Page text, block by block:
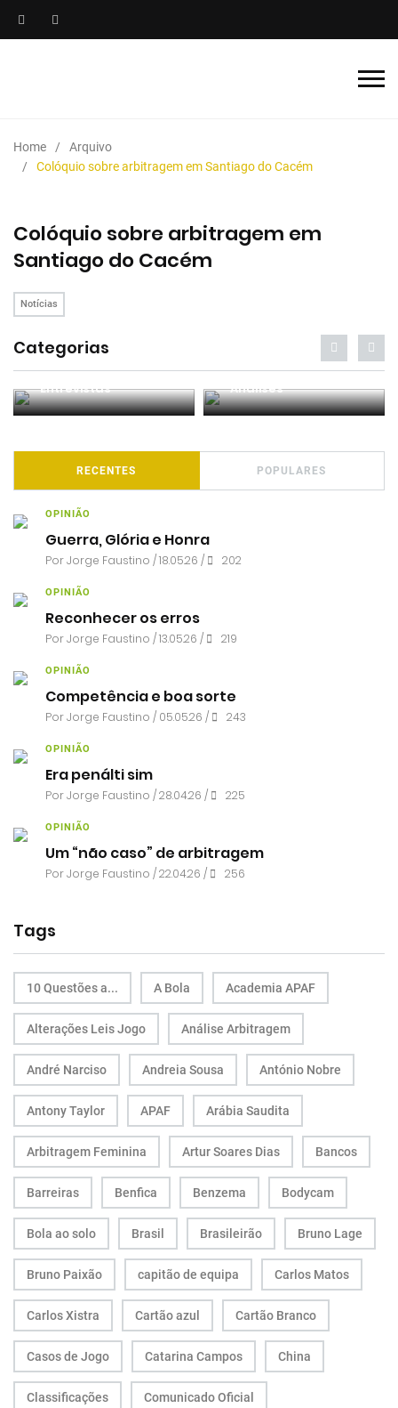
Home
Arquivo
Colóquio sobre arbitragem em Santiago do Cacém
Colóquio sobre arbitragem em
Santiago do Cacém
Notícias
Categorias
Entrevistas Análises
RECENTES POPULARES
OPINIÃO
Guerra, Glória e Honra
PorJorge Faustino / 18.05.26 / 202
OPINIÃO
Reconhecer os erros
PorJorge Faustino / 13.05.26 / 219
OPINIÃO
Competência e boa sorte
PorJorge Faustino / 05.05.26 / 243
OPINIÃO
Era penálti sim
PorJorge Faustino / 28.04.26 / 225
OPINIÃO
Um “não caso” de arbitragem
PorJorge Faustino / 22.04.26 / 256
Tags
10 Questões a... A Bola Academia APAF
Alterações Leis Jogo Análise Arbitragem
André Narciso Andreia Sousa António Nobre
Antony Taylor APAF Arábia Saudita
Arbitragem Feminina Artur Soares Dias Bancos
Barreiras Benfica Benzema Bodycam
Bola ao solo Brasil Brasileirão Bruno Lage
Bruno Paixão capitão de equipa Carlos Matos
Carlos Xistra Cartão azul Cartão Branco
Casos de Jogo Catarina Campos China
Classificações Comunicado Oficial